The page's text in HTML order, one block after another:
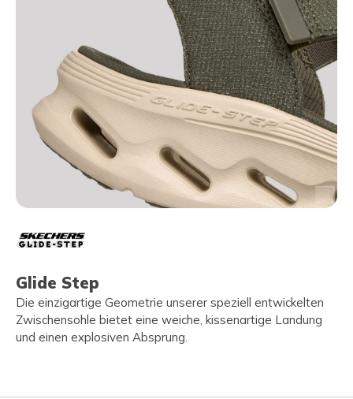
Glide Step
Die einzigartige Geometrie unserer speziell entwickelten
Zwischensohle bietet eine weiche, kissenartige Landung
und einen explosiven Absprung.